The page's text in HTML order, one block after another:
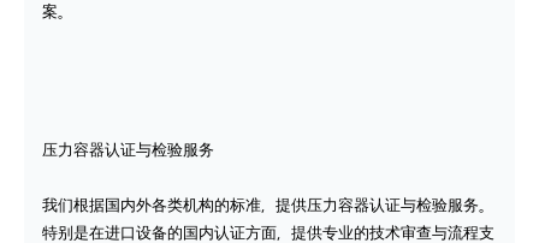
案。
压力容器认证与检验服务
我们根据国内外各类机构的标准，提供压力容器认证与检验服务。
特别是在进口设备的国内认证方面，提供专业的技术审查与流程支